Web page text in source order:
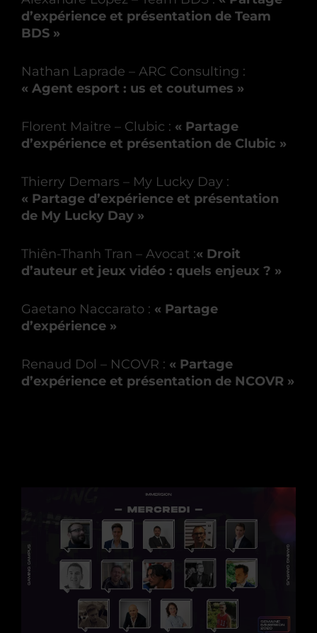
d’expérience et présentation de Team
BDS »
Nathan Laprade – ARC Consulting :
« Agent esport : us et coutumes »
Florent Maitre – Clubic : « Partage
d’expérience et présentation de Clubic »
Thierry Demars – My Lucky Day :
« Partage d’expérience et présentation
de My Lucky Day »
Thiên-Thanh Tran – Avocat :« Droit
d’auteur et jeux vidéo : quels enjeux ? »
Gaetano Naccarato : « Partage
d’expérience »
Renaud Dol – NCOVR : « Partage
d’expérience et présentation de NCOVR »